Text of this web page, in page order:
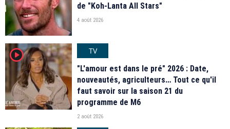
de "Koh-Lanta All Stars"
4 août 2026
player2
TV
"L'amour est dans le pré" 2026 : Date,
nouveautés, agriculteurs… Tout ce qu'il
faut savoir sur la saison 21 du
programme de M6
2 août 2026